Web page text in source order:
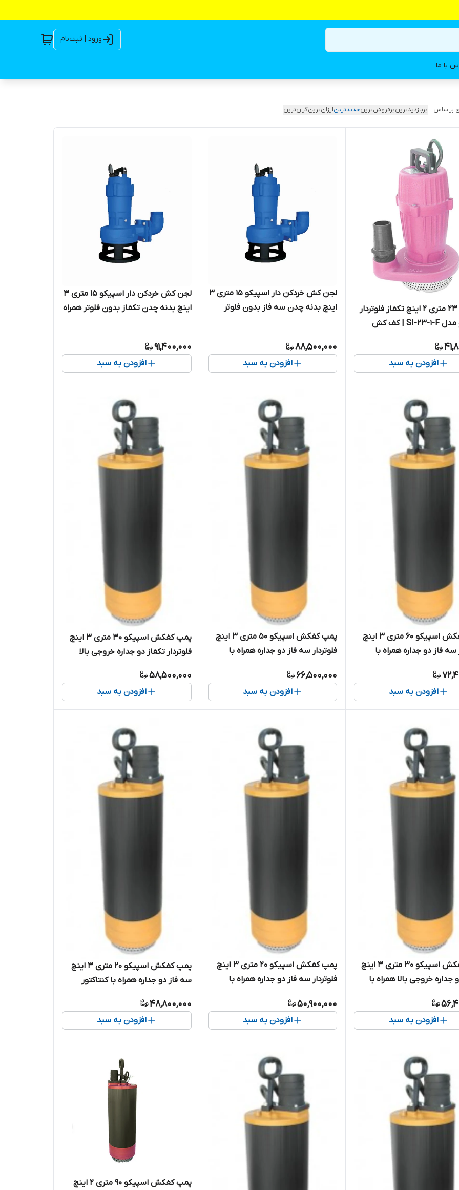
ورود | ثبت‌نام
با ما
براساس: پربازدیدترینپرفروش‌ترینجدیدترینارزان‌ترینگران‌ترین
کفکش ۲۳ متری ۲ اینچ تکفاز فلوتردار
اسپیکو مدل SI-23-1-F | کف کش
ساینده
افزودن به سبد
لجن کش خردکن دار اسپیکو ۱۵ متری ۳
اینچ بدنه چدن سه فاز بدون فلوتر
88,500,000
افزودن به سبد
لجن کش خردکن دار اسپیکو ۱۵ متری ۳
اینچ بدنه چدن تکفاز بدون فلوتر همراه
91,400,000
افزودن به سبد
پمپ کفکش اسپیکو ۶۰ متری ۳ اینچ
سه فاز دو جداره همراه با
افزودن به سبد
پمپ کفکش اسپیکو ۵۰ متری ۳ اینچ
فلوتردار سه فاز دو جداره همراه با
مدل SP8-50-3-CF
66,500,000
افزودن به سبد
پمپ کفکش اسپیکو ۳۰ متری ۳ اینچ
فلوتردار تکفاز دو جداره خروجی بالا
هوشمند ) مدل SP8-30-1-CF
58,500,000
افزودن به سبد
پمپ کفکش اسپیکو ۳۰ متری ۳ اینچ
جداره خروجی بالا همراه با
افزودن به سبد
پمپ کفکش اسپیکو ۲۰ متری ۳ اینچ
فلوتردار سه فاز دو جداره همراه با
مدل SP8-20-3-CF
50,900,000
افزودن به سبد
پمپ کفکش اسپیکو ۲۰ متری ۳ اینچ
سه فاز دو جداره همراه با کنتاکتور
20-3-C
48,800,000
افزودن به سبد
پمپ کفکش اسپیکو ۹۰ متری ۲ اینچ